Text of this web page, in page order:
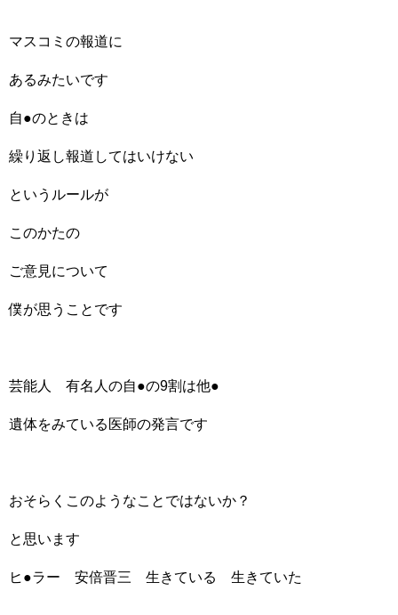
マスコミの報道に
あるみたいです
自●のときは
繰り返し報道してはいけない
というルールが
このかたの
ご意見について
僕が思うことです
芸能人 有名人の自●の9割は他●
遺体をみている医師の発言です
おそらくこのようなことではないか？
と思います
ヒ●ラー 安倍晋三 生きている 生きていた